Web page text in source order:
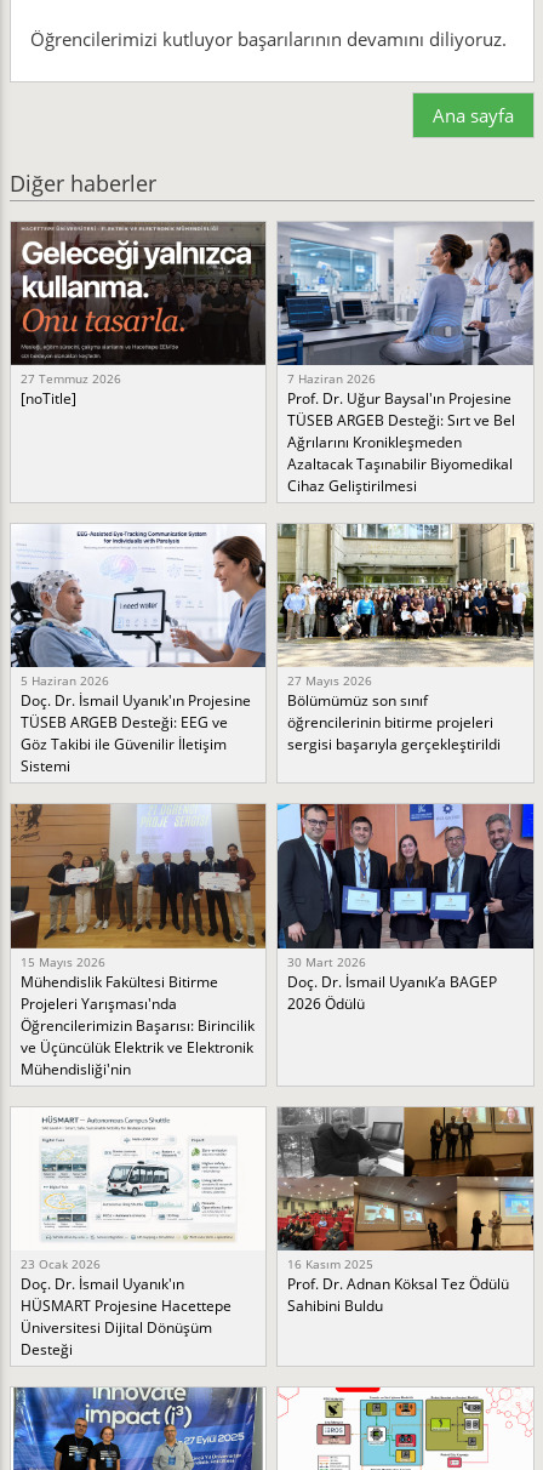
Öğrencilerimizi kutluyor başarılarının devamını diliyoruz.
Ana sayfa
Diğer haberler
27 Temmuz 2026
[noTitle]
7 Haziran 2026
Prof. Dr. Uğur Baysal'ın Projesine
TÜSEB ARGEB Desteği: Sırt ve Bel
Ağrılarını Kronikleşmeden
Azaltacak Taşınabilir Biyomedikal
Cihaz Geliştirilmesi
5 Haziran 2026
Doç. Dr. İsmail Uyanık'ın Projesine
TÜSEB ARGEB Desteği: EEG ve
Göz Takibi ile Güvenilir İletişim
Sistemi
27 Mayıs 2026
Bölümümüz son sınıf
öğrencilerinin bitirme projeleri
sergisi başarıyla gerçekleştirildi
15 Mayıs 2026
Mühendislik Fakültesi Bitirme
Projeleri Yarışması'nda
Öğrencilerimizin Başarısı: Birincilik
ve Üçüncülük Elektrik ve Elektronik
Mühendisliği'nin
30 Mart 2026
Doç. Dr. İsmail Uyanık’a BAGEP
2026 Ödülü
23 Ocak 2026
Doç. Dr. İsmail Uyanık'ın
HÜSMART Projesine Hacettepe
Üniversitesi Dijital Dönüşüm
Desteği
16 Kasım 2025
Prof. Dr. Adnan Köksal Tez Ödülü
Sahibini Buldu